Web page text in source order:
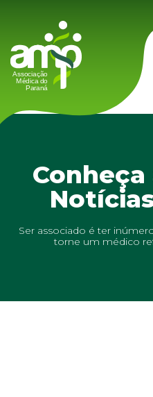
Conheça
Ser associado é ter
torne um médico